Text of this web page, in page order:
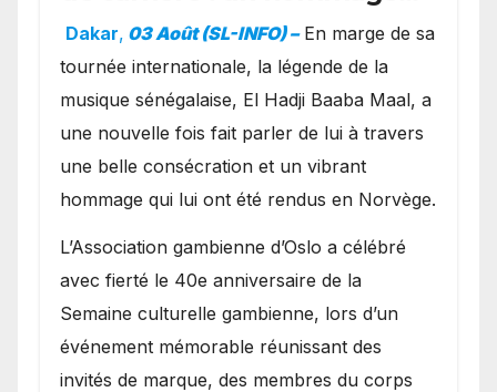
exceptionnel à Oslo en
présence de la famille
royale.
Dakar, 03 Août (SL-INFO) – ​En marge de sa
tournée internationale, la légende de la
musique sénégalaise, El Hadji Baaba Maal, a
une nouvelle fois fait parler de lui à travers
une belle consécration et un vibrant
hommage qui lui ont été rendus en Norvège.
​L’Association gambienne d’Oslo a célébré
avec fierté le 40e anniversaire de la
Semaine culturelle gambienne, lors d’un
événement mémorable réunissant des
invités de marque, des membres du corps